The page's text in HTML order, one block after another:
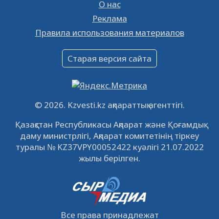
16.12.2022 61027
Объявление
09.12.2022
Свободные рабочие места
встречу с инвесторами в Кызылорде 22
ноября
21.11.2022 14934 0
© 2026. Kzvesti.kz ақпараттық агенттігі.
Қазақстан Республикасы Ақпарат және Қоғамдық
даму министрлігі, Ақпарат комитетінің тіркеу
туралы № KZ37VPY00052422 куәлігі 21.07.2022
жылы берілген.
Все права принадлежат
О нас
Реклама
Правила использования материалов
Старая версия сайта